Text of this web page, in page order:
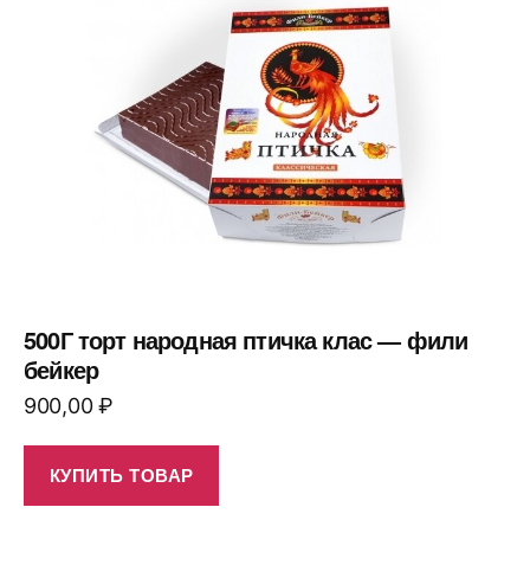
500Г торт народная птичка клас — фили
бейкер
900,00₽
КУПИТЬ ТОВАР